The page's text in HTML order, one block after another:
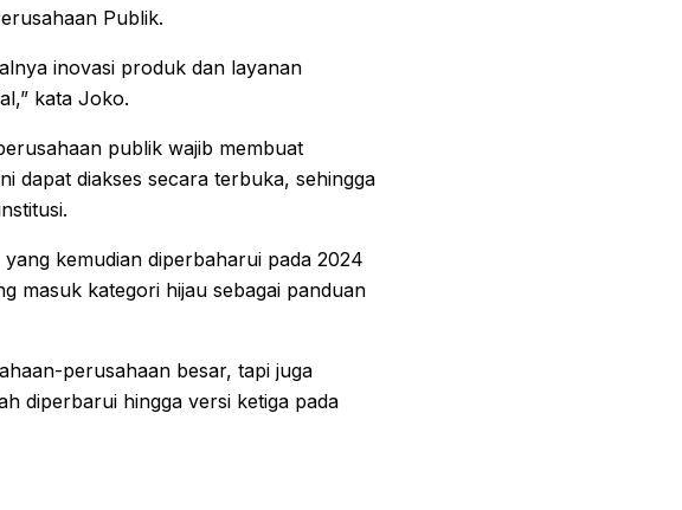
Publik.
inovasi produk dan layanan
kata Joko.
publik wajib membuat
dapat diakses secara terbuka, sehingga
kemudian diperbaharui pada 2024
masuk kategori hijau sebagai panduan
perusahaan besar, tapi juga
diperbarui hingga versi ketiga pada